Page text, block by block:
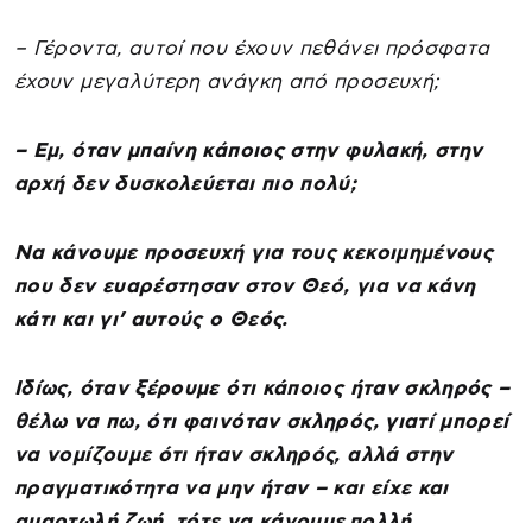
– Γέροντα, αυτοί που έχουν πεθάνει πρόσφατα
έχουν μεγαλύτερη ανάγκη από προσευχή;
– Εμ, όταν μπαίνη κάποιος στην φυλακή, στην
αρχή δεν δυσκολεύεται πιο πολύ;
Να κάνουμε προσευχή για τους κεκοιμημένους
που δεν ευαρέστησαν στον Θεό, για να κάνη
κάτι και γι’ αυτούς ο Θεός.
Ιδίως, όταν ξέρουμε ότι κάποιος ήταν σκληρός –
θέλω να πω, ότι φαινόταν σκληρός, γιατί μπορεί
να νομίζουμε ότι ήταν σκληρός, αλλά στην
πραγματικότητα να μην ήταν – και είχε και